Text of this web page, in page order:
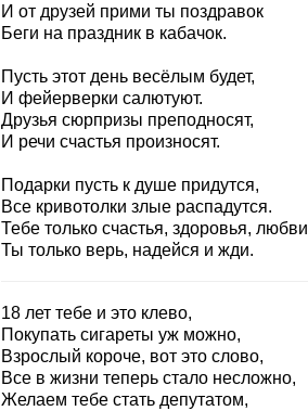
И от друзей прими ты поздравок
Беги на праздник в кабачок.
Пусть этот день весёлым будет,
И фейерверки салютуют.
Друзья сюрпризы преподносят,
И речи счастья произносят.
Подарки пусть к душе придутся,
Все кривотолки злые распадутся.
Тебе только счастья, здоровья, любви
Ты только верь, надейся и жди.
18 лет тебе и это клево,
Покупать сигареты уж можно,
Взрослый короче, вот это слово,
Все в жизни теперь стало несложно,
Желаем тебе стать депутатом,